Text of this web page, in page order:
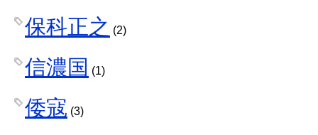
保科正之 (2)
信濃国 (1)
倭寇 (3)